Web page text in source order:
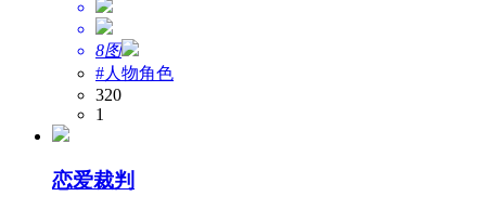
8图
#人物角色
320
1
恋爱裁判